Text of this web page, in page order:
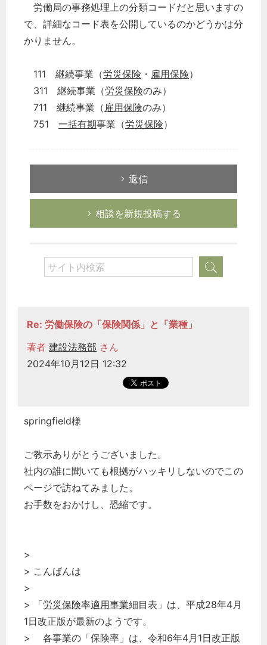
労働局の事務処理上の分類コードだと思いますの
で、詳細なコード表を公開しているのかどうかは分
かりません。
111 継続事業（労災保険 ・ 雇用保険）
311 継続事業（労災保険のみ）
711 継続事業（ 雇用保険のみ）
751 一括有期事業（労災保険）
返信
相談を新規投稿する
Re: 労働保険の「保険関係」と「業種」
著者 建設法務部 さん
2024年10月12日 12:32
springfield様
ご教示ありがとうございました。
社内の誰に聞いても根拠がハッキリしないのでこの
ページで訪ねてみました。
お手数をおかけし、恐縮です。
>
> こんばんは
>
> 「労災保険率適用事業細目表」は、平成28年4月
1日改正版が最新のようです。
> 各事業の「保険率」は、令和6年4月1日改正版